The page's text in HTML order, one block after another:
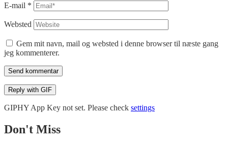
E-mail *
Websted
Gem mit navn, mail og websted i denne browser til næste gang
jeg kommenterer.
Send kommentar
Reply with GIF
GIPHY App Key not set. Please check settings
Don't Miss